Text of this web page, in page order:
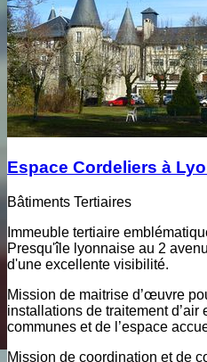
Espace Cordeliers à
Bâtiments Tertiaires
Immeuble tertiaire
Presqu'île lyonnaise au 2
d'une excellente visibilité.
Mission de maitrise d’œuvre
installations de traitement d’air
communes et de l’espace
Mission de coordination et de